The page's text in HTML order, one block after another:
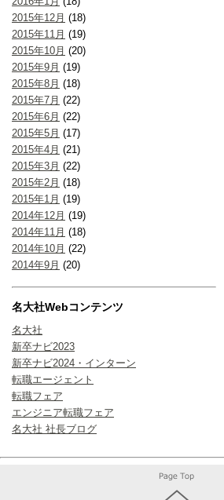
2015年12月 (18)
2015年11月 (19)
2015年10月 (20)
2015年9月 (19)
2015年8月 (18)
2015年7月 (22)
2015年6月 (22)
2015年5月 (17)
2015年4月 (21)
2015年3月 (22)
2015年2月 (18)
2015年1月 (19)
2014年12月 (19)
2014年11月 (18)
2014年10月 (22)
2014年9月 (20)
名大社Webコンテンツ
名大社
新卒ナビ2023
新卒ナビ2024・インターン
転職エージェント
転職フェア
エンジニア転職フェア
名大社 社長ブログ